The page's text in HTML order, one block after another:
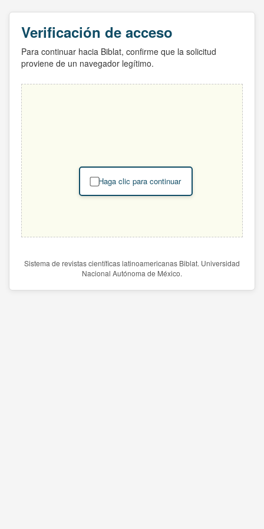
Verificación de acceso
Para continuar hacia Biblat, confirme que la solicitud
proviene de un navegador legítimo.
Haga clic para continuar
Sistema de revistas científicas latinoamericanas Biblat. Universidad
Nacional Autónoma de México.